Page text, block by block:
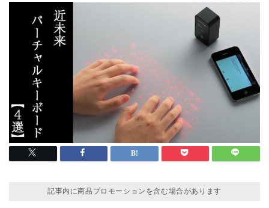
記事内に商品プロモーションを含む場合があります